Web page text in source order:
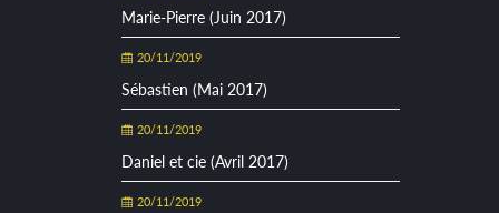
Marie-Pierre (Juin 2017)
20/11/2019
Sébastien (Mai 2017)
20/11/2019
Daniel et cie (Avril 2017)
20/11/2019